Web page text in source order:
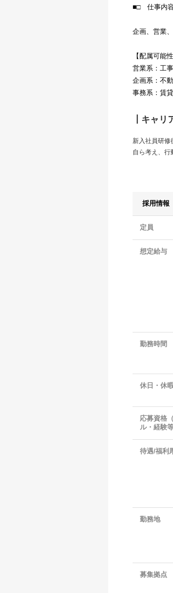
■□ 仕事内
企画、営業
【配属可能
営業系：工
企画系：不
事務系：賃
┃キャリ
新入社員研修
自ら考え、行
採用情報
定員
想定給与
勤務時間
休日・休
応募資格
ル・経験
待遇/福利
勤務地
募集拠点